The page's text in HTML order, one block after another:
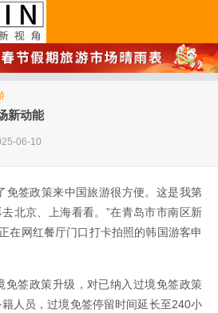
新动能
06-10
免签政策来中国旅游很方便。这是我第
北京、上海看看。”在青岛市市南区新
在网红餐厅门口打卡拍照的韩国游客申
免签政策升级，对已纳入过境免签政策
人员，过境免签停留时间延长至240小